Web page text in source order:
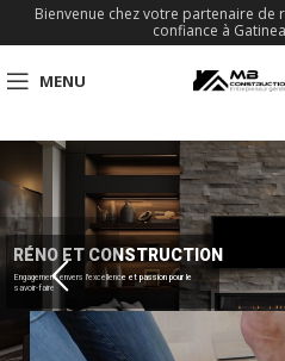
Bienvenue chez votre partenaire
confiance à
MENU
Engagement envers l'excellence et passion pour le
savoir-faire
RÉNO ET CONSTRUCTION